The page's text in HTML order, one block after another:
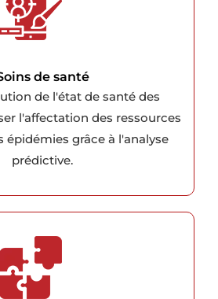
de santé
de l'état de santé des
l'affectation des ressources
épidémies grâce à l'analyse
prédictive.